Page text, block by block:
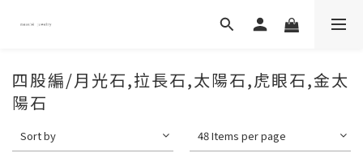
四股編/月光石,拉長石,太陽石,虎眼石,金太
陽石
Sort by 48 Items per page